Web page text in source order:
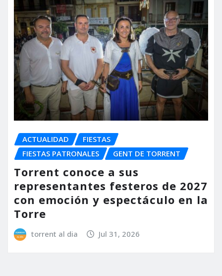
ACTUALIDAD
FIESTAS
FIESTAS PATRONALES
GENT DE TORRENT
Torrent conoce a sus
representantes festeros de 2027
con emoción y espectáculo en la
Torre
torrent al dia Jul 31, 2026